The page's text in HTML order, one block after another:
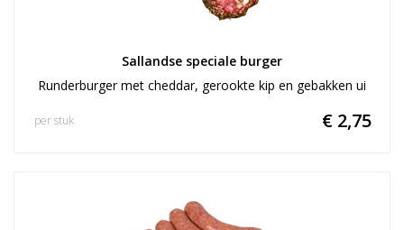
Sallandse speciale burger
Runderburger met cheddar, gerookte kip en gebakken ui
€ 2,75
per stuk